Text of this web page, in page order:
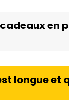
en
longue et